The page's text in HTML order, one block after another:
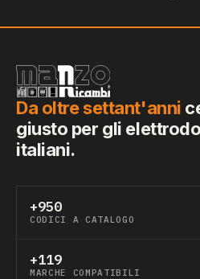
Da oltre settant'anni
giusto per gli
italiani.
+950
CODICI A CATALOGO
+119
MARCHE COMPATIBILI